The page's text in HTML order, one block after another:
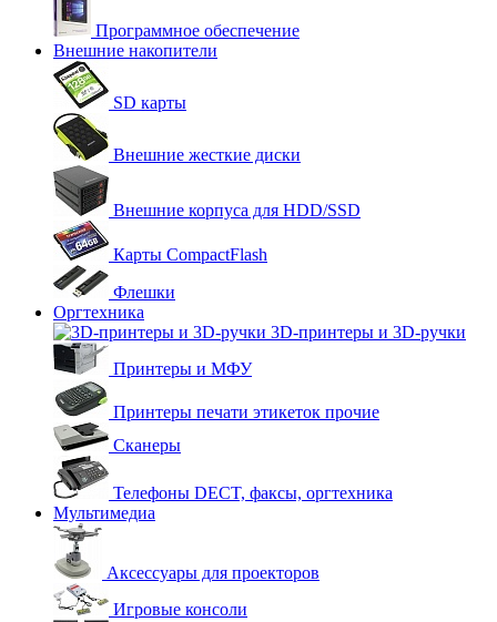
Программное обеспечение
Внешние накопители
SD карты
Внешние жесткие диски
Внешние корпуса для HDD/SSD
Карты CompactFlash
Флешки
Оргтехника
3D-принтеры и 3D-ручки
Принтеры и МФУ
Принтеры печати этикеток прочие
Сканеры
Телефоны DECT, факсы, оргтехника
Мультимедиа
Аксессуары для проекторов
Игровые консоли